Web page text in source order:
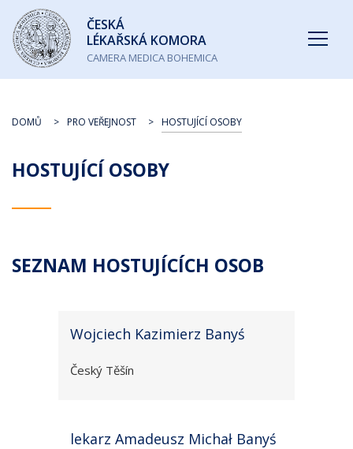
Česká
lékařská
komora
ČESKÁ
LÉKAŘSKÁ KOMORA
CAMERA MEDICA BOHEMICA
HOSTUJÍCÍ OSOBY
DOMŮ PRO VEŘEJNOST HOSTUJÍCÍ OSOBY
SEZNAM HOSTUJÍCÍCH OSOB
Wojciech Kazimierz Banyś
Český Těšín
lekarz Amadeusz Michał Banyś